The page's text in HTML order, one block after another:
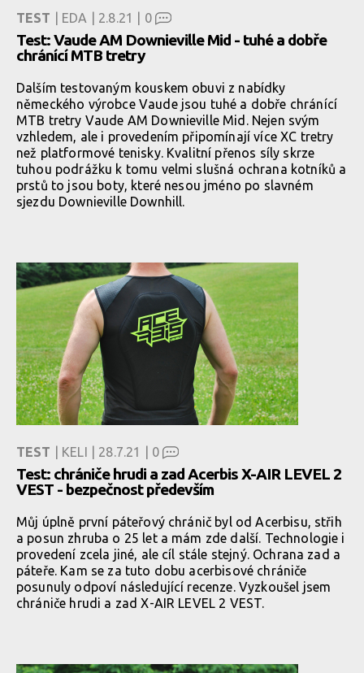
TEST | EDA | 2.8.21 | 0
Test: Vaude AM Downieville Mid - tuhé a dobře
chránící MTB tretry
Dalším testovaným kouskem obuvi z nabídky
německého výrobce Vaude jsou tuhé a dobře chránící
MTB tretry Vaude AM Downieville Mid. Nejen svým
vzhledem, ale i provedením připomínají více XC tretry
než platformové tenisky. Kvalitní přenos síly skrze
tuhou podrážku k tomu velmi slušná ochrana kotníků a
prstů to jsou boty, které nesou jméno po slavném
sjezdu Downieville Downhill.
TEST | KELI | 28.7.21 | 0
Test: chrániče hrudi a zad Acerbis X-AIR LEVEL 2
VEST - bezpečnost především
Můj úplně první páteřový chránič byl od Acerbisu, střih
a posun zhruba o 25 let a mám zde další. Technologie i
provedení zcela jiné, ale cíl stále stejný. Ochrana zad a
páteře. Kam se za tuto dobu acerbisové chrániče
posunuly odpoví následující recenze. Vyzkoušel jsem
chrániče hrudi a zad X-AIR LEVEL 2 VEST.